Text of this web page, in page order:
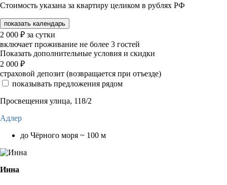
Стоимость указана за квартиру целиком в рублях РФ
показать календарь
2 000 ₽ за сутки
включает проживание не более 3 гостей
Показать дополнительные условия и скидки
2 000 ₽
страховой депозит (возвращается при отъезде)
показывать предложения рядом
Просвещения улица, 118/2
Адлер
до Чёрного моря ~ 100 м
Инна